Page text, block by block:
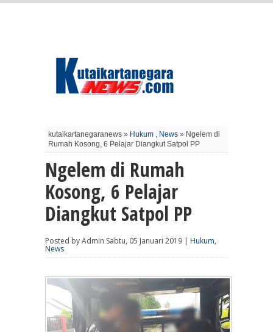
kutaikartanegaranews » Hukum , News » Ngelem di
Rumah Kosong, 6 Pelajar Diangkut Satpol PP
Ngelem di Rumah
Kosong, 6 Pelajar
Diangkut Satpol PP
Posted by Admin Sabtu, 05 Januari 2019 | Hukum,
News